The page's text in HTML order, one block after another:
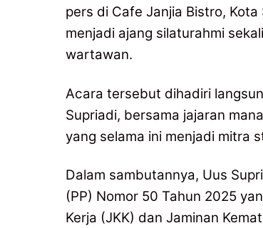
pers di Cafe Janjia Bistro,
menjadi ajang silaturahmi
wartawan.
Acara tersebut dihadiri
Supriadi, bersama jajaran
yang selama ini menjadi mitra
Dalam sambutannya, Uus
(PP) Nomor 50 Tahun 2025
Kerja (JKK) dan Jaminan